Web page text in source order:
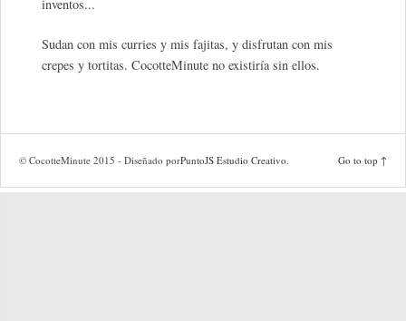
inventos...
Sudan con mis curries y mis fajitas, y disfrutan con mis
crepes y tortitas. CocotteMinute no existiría sin ellos.
© CocotteMinute 2015 - Diseñado porPuntoJS Estudio Creativo Go to top ↑